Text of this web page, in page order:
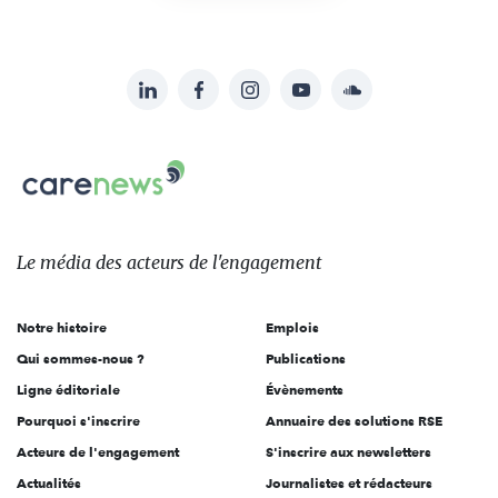
sur:
LinkedInFacebookInstagramYouTubeSoundcloud
Carenews,
Le
des
l'engagement
Le média des acteurs de l'engagement
Notre histoire
Qui sommes-nous ?
Ligne éditoriale
Pourquoi s'inscrire
Acteurs de l'engagement
Actualités
Emplois
Publications
Évènements
Annuaire des solutions RSE
S'inscrire aux newsletters
Journalistes et rédacteurs